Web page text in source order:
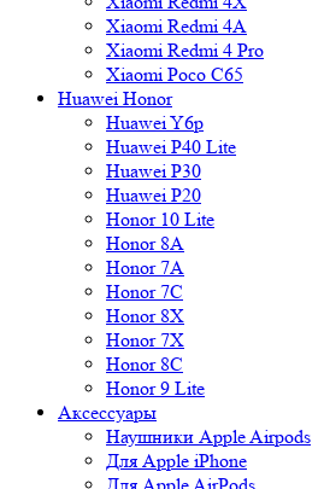
Xiaomi Redmi 4A
Xiaomi Redmi 4 Pro
Xiaomi Poco C65
Huawei Honor
Huawei Y6p
Huawei P40 Lite
Huawei P30
Huawei P20
Honor 10 Lite
Honor 8A
Honor 7A
Honor 7C
Honor 8X
Honor 7X
Honor 8C
Honor 9 Lite
Аксессуары
Наушники Apple Airpods
Для Apple iPhone